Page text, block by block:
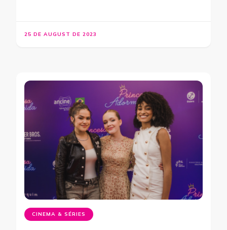
25 DE AUGUST DE 2023
CINEMA & SÉRIES